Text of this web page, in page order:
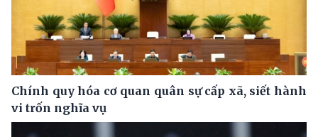
Chính quy hóa cơ quan quân sự cấp xã, siết hành
vi trốn nghĩa vụ